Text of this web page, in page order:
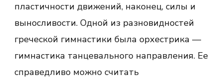
пластичности движений, наконец, силы и
выносливости. Одной из разновидностей
греческой гимнастики была орхестрика —
гимнастика танцевального направления. Ее
справедливо можно считать